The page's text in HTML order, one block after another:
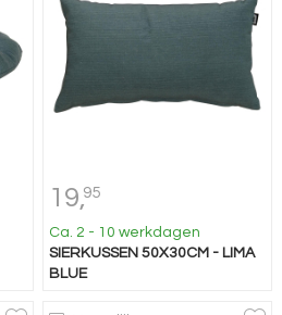
19,95
Ca. 2 - 10 werkdagen
SIERKUSSEN 50X30CM - LIMA
BLUE